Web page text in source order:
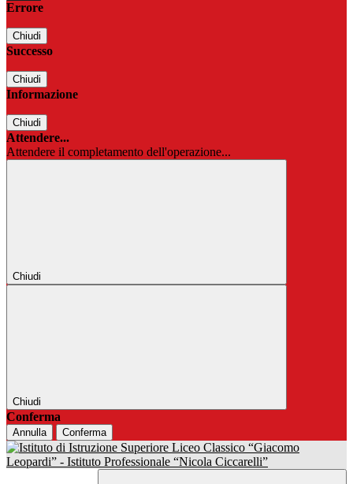
Errore
Chiudi
Successo
Chiudi
Informazione
Chiudi
Attendere...
Attendere il completamento dell'operazione...
Chiudi
Chiudi
Conferma
Annulla Conferma